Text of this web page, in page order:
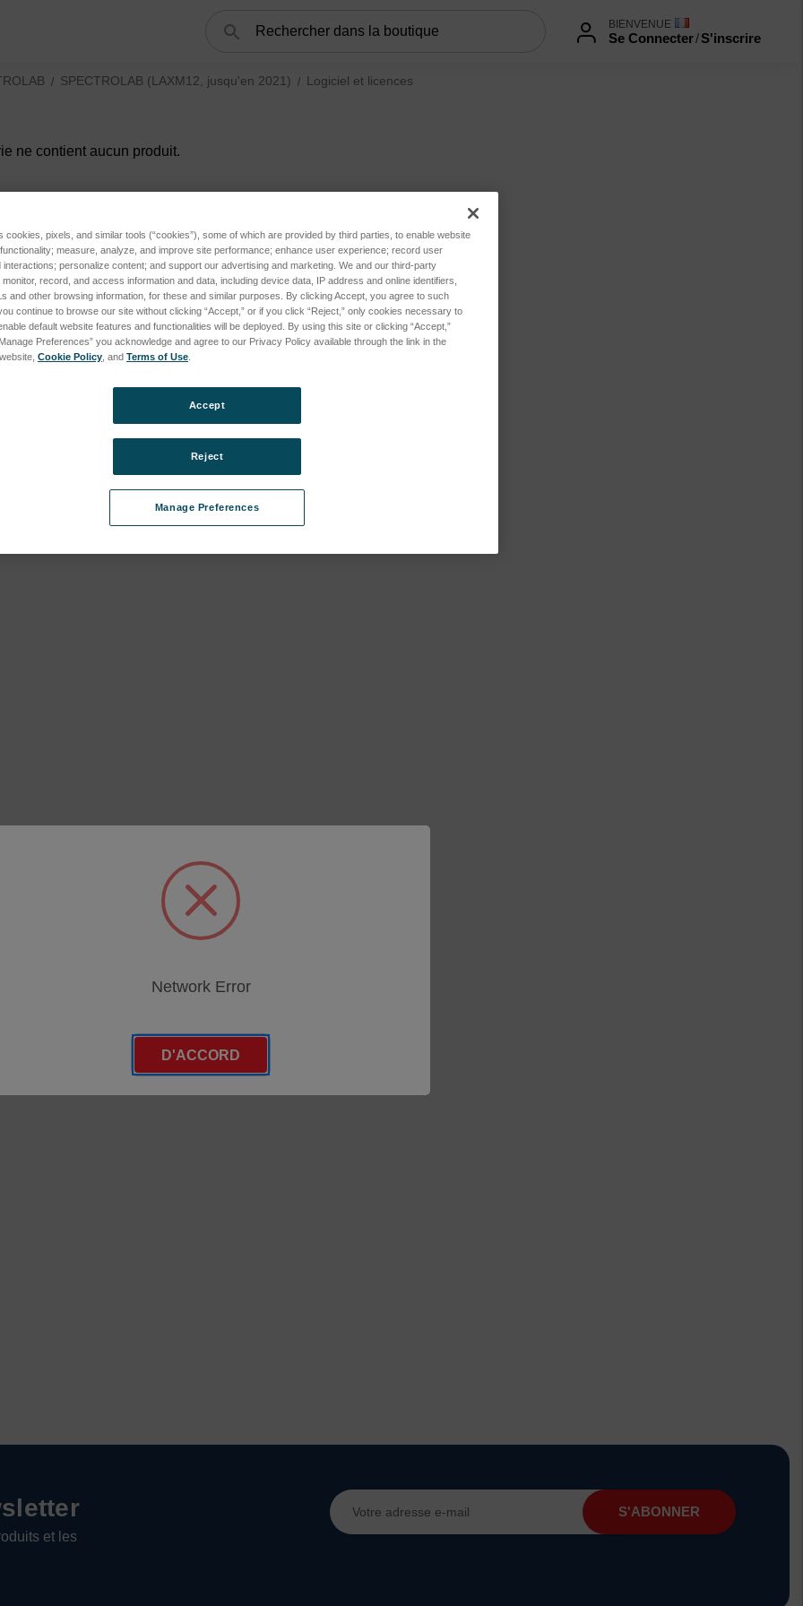
BIENVENUE
Se Connecter/S'inscrire
SPECTROLAB (LAXM12, jusqu'en 2021) Logiciel et licences
(LAS02, actuel + LAS01, jusqu'en 2023) subcategories
(LAXM12, jusqu'en 2021) subcategories
ne contient aucun produit.
et les
Adresse
e-
cookies, pixels, and similar tools (“cookies”), some of which are provided by third parties, to enable website
measure, analyze, and improve site performance; enhance user experience; record user
personalize content; and support our advertising and marketing. We and our third-party
record, and access information and data, including device data, IP address and online identifiers,
and other browsing information, for these and similar purposes. By clicking Accept, you agree to such
continue to browse our site without clicking “Accept,” or if you click “Reject,” only cookies necessary to
default website features and functionalities will be deployed. By using this site or clicking “Accept,”
Preferences” you acknowledge and agree to our Privacy Policy available through the link in the
Cookie Policy , and Terms of Use
Manage Preferences
Reject
Accept
Network Error
D'ACCORD